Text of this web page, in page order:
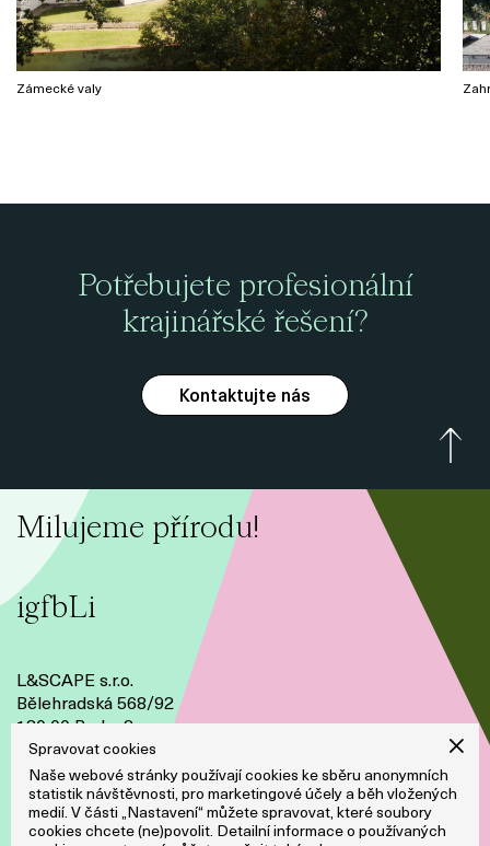
Spravovat cookies
Naše webové stránky používají cookies ke sběru anonymních
statistik návštěvnosti, pro marketingové účely a běh vložených
medií. V části „Nastavení“ můžete spravovat, které soubory
cookies chcete (ne)povolit. Detailní informace o používaných
Zámecké valy
Potřebujete profesionální
krajinářské řešení?
Kontaktujte nás
Milujeme přírodu!
igfbLi
L&SCAPE s.r.o.
Bělehradská 568/92
120 00 Praha 2
Česko
IČO: 05919878
DIČ: CZ05919878